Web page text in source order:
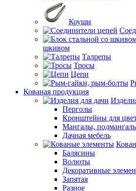
Коуши
шкивом
Талрепы
Тросы
Цепи
Кованая продукция
Перголы
Кронштейны для
Мангалы,
Дачная мебель
Балясины
Волюты
Декоративные
Запятая
Разное